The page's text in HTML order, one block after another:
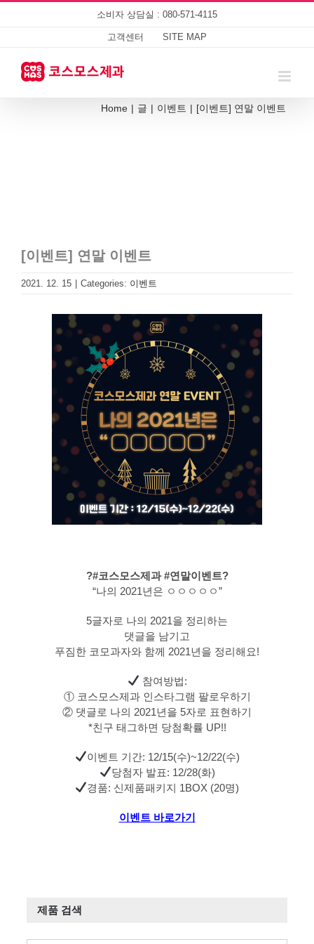
소비자 상담실 : 080-571-4115
고객센터 SITE MAP
Home | 글 | 이벤트 | [이벤트] 연말 이벤트
[이벤트] 연말 이벤트
2021. 12. 15 | Categories: 이벤트
?#코스모스제과 #연말이벤트?
“나의 2021년은 ㅇㅇㅇㅇㅇ”
5글자로 나의 2021을 정리하는
댓글을 남기고
푸짐한 코모과자와 함께 2021년을 정리해요!
참여방법:
① 코스모스제과 인스타그램 팔로우하기
② 댓글로 나의 2021년을 5자로 표현하기
*친구 태그하면 당첨확률 UP!!
이벤트 기간: 12/15(수)~12/22(수)
당첨자 발표: 12/28(화)
경품: 신제품패키지 1BOX (20명)
이벤트 바로가기
제품 검색